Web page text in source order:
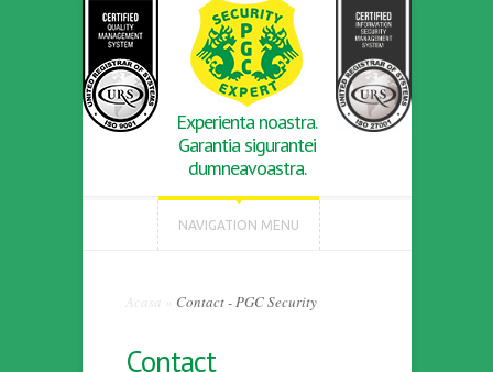
Experienta noastra.
Garantia sigurantei
dumneavoastra.
NAVIGATION MENU
Acasa Contact - PGC Security
Contact